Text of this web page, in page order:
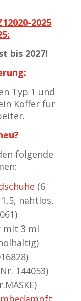
2025
bis 2027!
Typ 1 und
Koffer für
.
folgende
(6
nahtlos,
mit 3 ml
144053)